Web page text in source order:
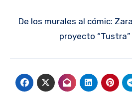
De los murales al cómic:
proyecto “Tustra”